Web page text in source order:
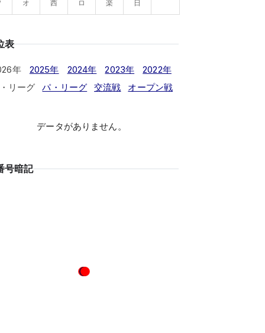
オ 西 ロ 楽 日
表
年 2025年 2024年 2023年
2022年
リーグ
パ・リーグ 交流戦 オープン戦
データがありません。
号暗記